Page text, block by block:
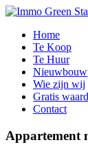
Home
Te Koop
Te Huur
Wie zijn wij
Gratis
Contact
Appartement